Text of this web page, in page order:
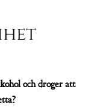
och droger att